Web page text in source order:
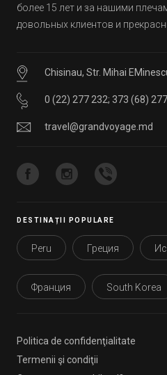
более 15 лет и за нашими
довольных клиентов и
Chisinau, Str. Mihai
0 (22) 277 232; 373 (68)
travel@grandvoyage.md
DESTINAȚII POPULARE
Peru Греция
Франция South Korea
Politica de confidenţialitate
Termenii şi condiţii